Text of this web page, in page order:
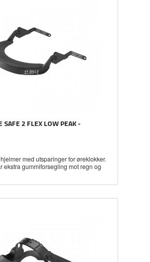
SAFE 2 FLEX LOW PEAK -
med utsparinger for øreklokker.
ekstra gummiforsegling mot regn og